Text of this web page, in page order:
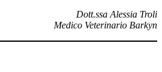
Dott.ssa Alessia Troli
Medico Veterinario Barkyn